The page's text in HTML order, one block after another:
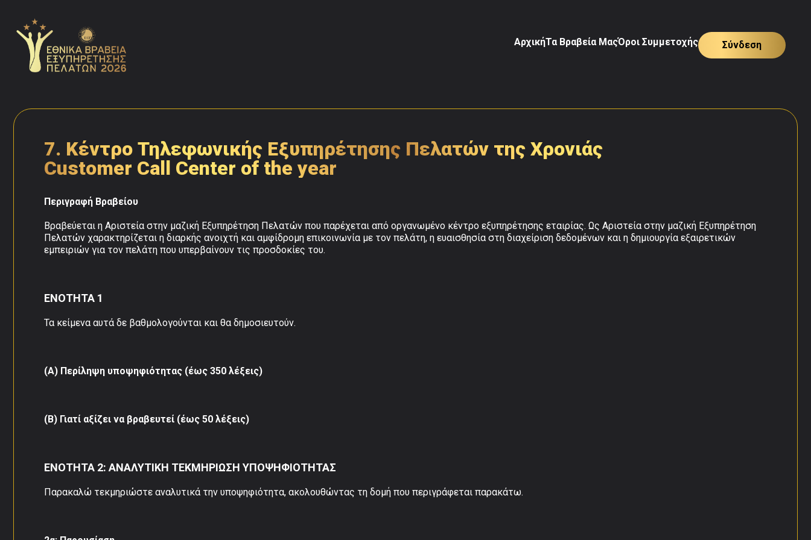
ΑρχικήΤα Βραβεία ΜαςΌροι Συμμετοχής Σύνδεση
7. Κέντρο Τηλεφωνικής Εξυπηρέτησης Πελατών της Χρονιάς
Customer Call Center of the year
Περιγραφή Βραβείου
Βραβεύεται η Αριστεία στην μαζική Εξυπηρέτηση Πελατών που παρέχεται από οργανωμένο κέντρο εξυπηρέτησης εταιρίας. Ως Αριστεία στην μαζική Εξυπηρέτηση
Πελατών χαρακτηρίζεται η διαρκής ανοιχτή και αμφίδρομη επικοινωνία με τον πελάτη, η ευαισθησία στη διαχείριση δεδομένων και η δημιουργία εξαιρετικών
εμπειριών για τον πελάτη που υπερβαίνουν τις προσδοκίες του.
ΕΝΟΤΗΤΑ 1
Τα κείμενα αυτά δε βαθμολογούνται και θα δημοσιευτούν.
(Α) Περίληψη υποψηφιότητας (έως 350 λέξεις)
(Β) Γιατί αξίζει να βραβευτεί (έως 50 λέξεις)
ΕΝΟΤΗΤΑ 2: ΑΝΑΛΥΤΙΚΗ ΤΕΚΜΗΡΙΩΣΗ ΥΠΟΨΗΦΙΟΤΗΤΑΣ
Παρακαλώ τεκμηριώστε αναλυτικά την υποψηφιότητα, ακολουθώντας τη δομή που περιγράφεται παρακάτω.